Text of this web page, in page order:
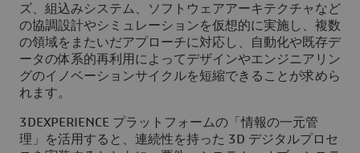
ズ、組込みシステム、ソフトウェアアーキテクチャなど
の協調設計やシミュレーションを仮想的に実施し、複数
の領域をまたいだアプローチに対応し、自動化や既存デ
ータの体系的再利用によってデザインやエンジニアリン
グのイノベーションサイクルを短縮できることが求めら
れます。
3DEXPERIENCE プラットフォームの「情報の一元管
理」を活用すると、連続性を持った 3D デジタルプロセ